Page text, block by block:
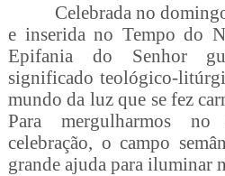
Celebrada no
e inserida no Tempo do
Epifania do Senhor
significado teológico-
mundo da luz que se fez
Para mergulharmos
celebração, o campo
grande ajuda para iluminar